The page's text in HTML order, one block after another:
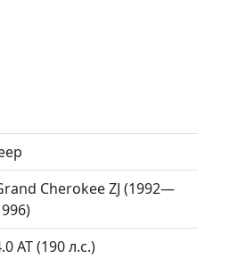
Cherokee ZJ (1992—
AT (190 л.с.)